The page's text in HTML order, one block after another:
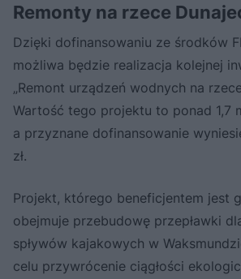
Remonty na rzece
Dzięki dofinansowaniu ze środków
możliwa będzie realizacja kolejnej
„Remont urządzeń wodnych na
Wartość tego projektu to ponad 1,7
a przyznane dofinansowanie
zł.
Projekt, którego beneficjentem jest
obejmuje przebudowę przepławki
spływów kajakowych w
celu przywrócenie ciągłości